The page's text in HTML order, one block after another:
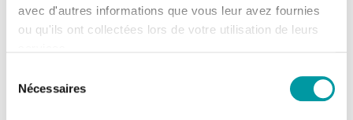
avec d'autres informations que vous leur avez fournies
ou qu'ils ont collectées lors de votre utilisation de leurs
Quels cookies utilisons-nous ?
Nécessaires
Exclusive Attention: Ads play
between content and cannot be
: Customize delivery